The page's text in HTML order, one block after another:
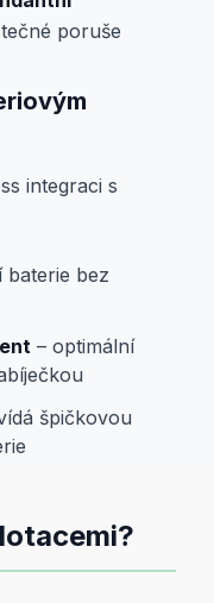
poruše
integraci s
baterie bez
– optimální
špičkovou